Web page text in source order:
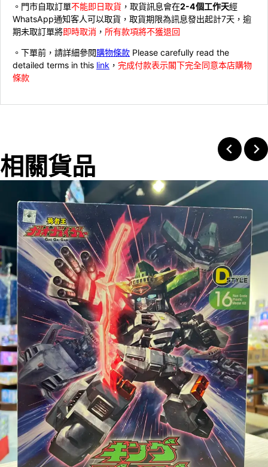
。門市自取訂單不能即日取貨 ，取貨訊息會在2-4個工作天經
WhatsApp通知客人可以取貨，取貨期限為訊息發出起計7天，逾
期未取訂單將即時取消 ， 所有款項將不獲退回
。下單前，請詳細參閱購物條款 Please carefully read the
detailed terms in this link ， 完成付款表示閣下完全同意本店購物
條款
相關貨品